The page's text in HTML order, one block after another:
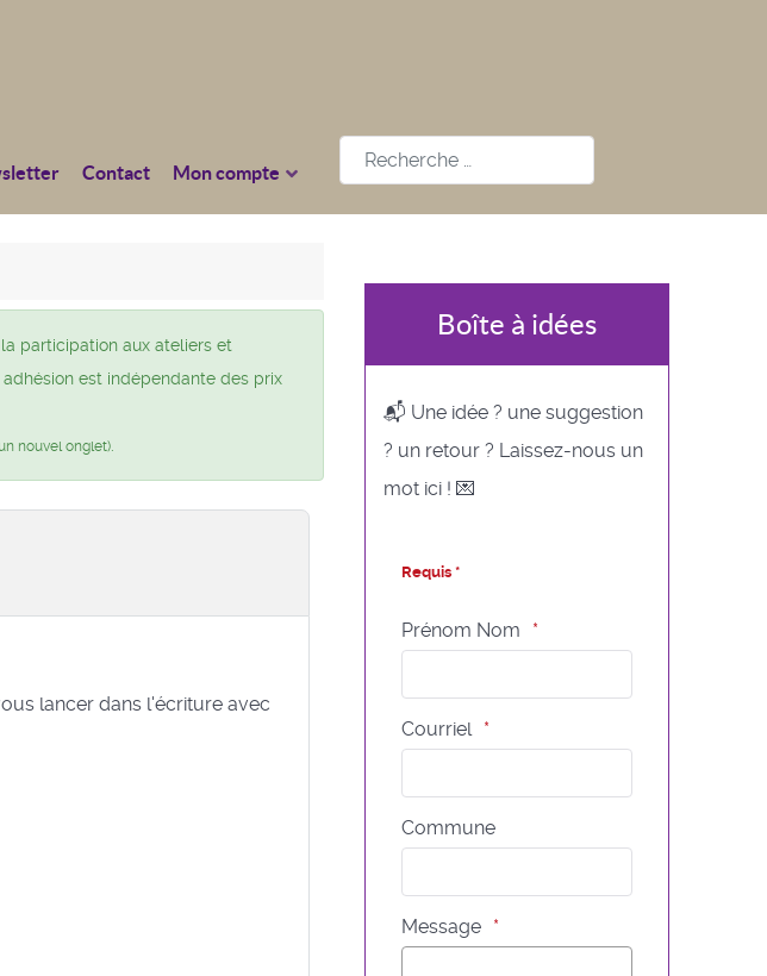
Contact Mon compte
Rechercher
participation aux ateliers et
est indépendante des prix
nouvel onglet)
lancer dans l'écriture avec
Boîte à idées
📬 Une idée ? une suggestion
? un retour ? Laissez-nous un
mot ici ! 💌
Requis *
Prénom Nom
Courriel
Commune
Message